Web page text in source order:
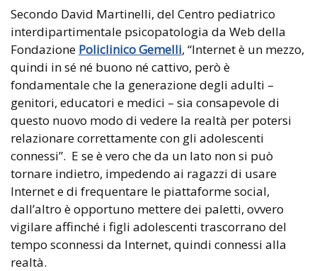
Secondo David Martinelli, del Centro pediatrico
interdipartimentale psicopatologia da Web della
Fondazione Policlinico Gemelli, “Internet è un mezzo,
quindi in sé né buono né cattivo, però è
fondamentale che la generazione degli adulti –
genitori, educatori e medici – sia consapevole di
questo nuovo modo di vedere la realtà per potersi
relazionare correttamente con gli adolescenti
connessi”. E se è vero che da un lato non si può
tornare indietro, impedendo ai ragazzi di usare
Internet e di frequentare le piattaforme social,
dall’altro è opportuno mettere dei paletti, ovvero
vigilare affinché i figli adolescenti trascorrano del
tempo sconnessi da Internet, quindi connessi alla
realtà.